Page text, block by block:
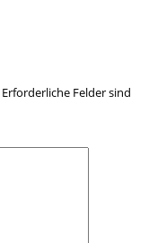
Erforderliche Felder sind